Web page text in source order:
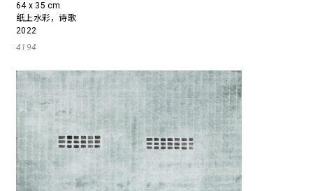
64 x 35 cm
纸上水彩，诗歌
2022
4194